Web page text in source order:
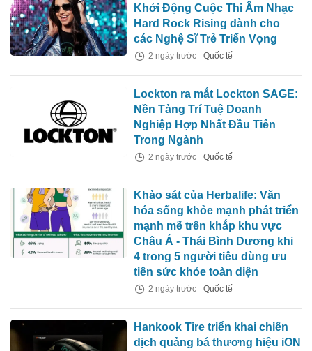
Khởi Động Cuộc Thi Âm Nhạc
Hard Rock Rising dành cho
các Nghệ Sĩ Trẻ Triển Vọng
2 ngày trước Quốc tế
Lockton ra mắt Lockton SAGE:
Nền Tảng Trí Tuệ Doanh
Nghiệp Hợp Nhất Đầu Tiên
Trong Ngành
2 ngày trước Quốc tế
Khảo sát của Herbalife: Văn
hóa sống khỏe mạnh phát triển
mạnh mẽ trên khắp khu vực
Châu Á - Thái Bình Dương khi
4 trong 5 người tiêu dùng ưu
tiên sức khỏe toàn diện
2 ngày trước Quốc tế
Hankook Tire triển khai chiến
dịch quảng bá thương hiệu iON